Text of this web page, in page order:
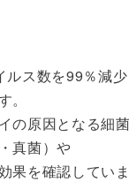
ルス数を99％減
す。
の原因となる細
真菌）や
を確認していま